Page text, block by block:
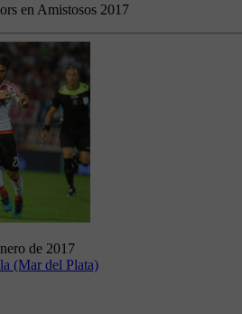
en Amistosos 2017
de 2017
(Mar del Plata)